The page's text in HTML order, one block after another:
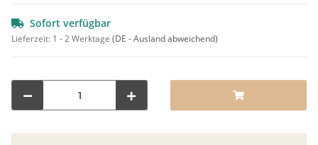
Sofort verfügbar
Lieferzeit: 1 - 2 Werktage (DE - Ausland abweichend)